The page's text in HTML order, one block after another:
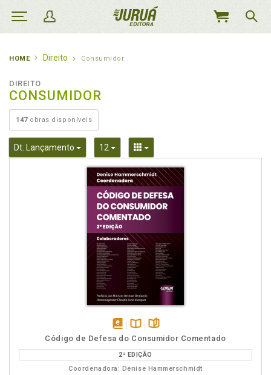
MEU
HOME Direito Consumidor
DIREITO
CONSUMIDOR
147obras disponíveis
Dt. Lançamento Toggle Dropdown
12 Toggle DropdownToggle Dropdown
disponível
em
eBook
Disponível
na
B.V.
páginas
Código de Defesa do Consumidor Comentado
2ª EDIÇÃO
Coordenadora: Denise Hammerschmidt